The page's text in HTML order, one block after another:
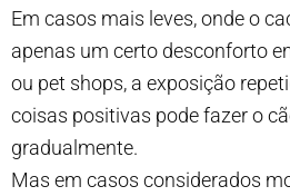
Em casos mais leves, onde o
apenas um certo desconforto
ou pet shops, a exposição
coisas positivas pode fazer o
gradualmente.
Mas em casos considerados